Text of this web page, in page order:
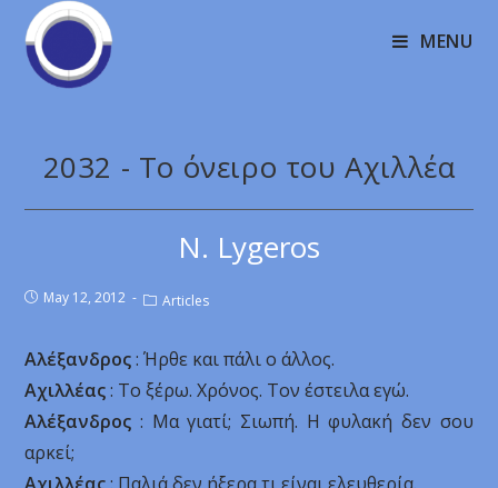
MENU
2032 - Το όνειρο του Αχιλλέα
N. Lygeros
May 12, 2012 Articles
Αλέξανδρος: Ήρθε και πάλι ο άλλος.
Αχιλλέας: Το ξέρω. Χρόνος. Τον έστειλα εγώ.
Αλέξανδρος: Μα γιατί; Σιωπή. Η φυλακή δεν σου
αρκεί;